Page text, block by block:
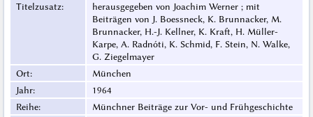
Titelzusatz:
herausgegeben von Joachim Werner ; mit
Beiträgen von J. Boessneck, K. Brunnacker, M.
Brunnacker, H.-J. Kellner, K. Kraft, H. Müller-
Karpe, A. Radnóti, K. Schmid, F. Stein, N. Walke,
G. Ziegelmayer
Ort:
München
Jahr:
1964
Reihe:
Münchner Beiträge zur Vor- und Frühgeschichte